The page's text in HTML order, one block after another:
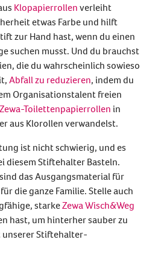
Klopapierrollen verleiht
etwas Farbe und hilft
zur Hand hast, wenn du einen
suchen musst. Und du brauchst
die du wahrscheinlich sowieso
Abfall zu reduzieren, indem du
Organisationstalent freien
Zewa-Toilettenpapierrollen in
aus Klorollen verwandelst.
ist nicht schwierig, und es
diesem Stiftehalter Basteln.
das Ausgangsmaterial für
die ganze Familie. Stelle auch
starkeZewa Wisch&Weg
hast, um hinterher sauber zu
unsererStiftehalter-